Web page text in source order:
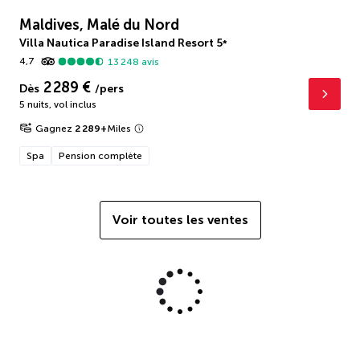
Maldives, Malé du Nord
Villa Nautica Paradise Island Resort 5*
4,7
13 248 avis
Dès 2 289 € /pers
5 nuits, vol inclus
Gagnez 2 289+Miles
Spa Pension complète
Voir toutes les ventes